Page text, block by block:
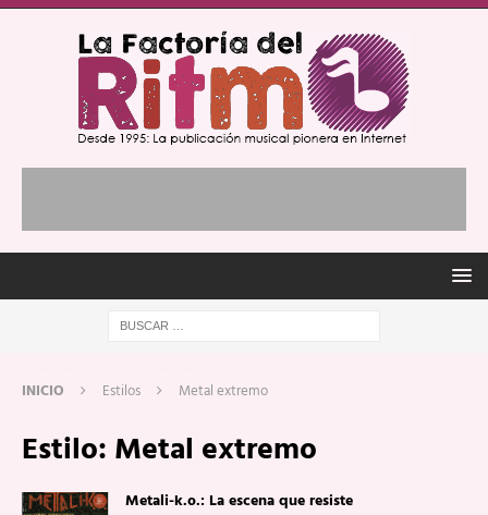
INICIO Estilos Metal extremo
Estilo: Metal extremo
Metali-k.o.: La escena que resiste